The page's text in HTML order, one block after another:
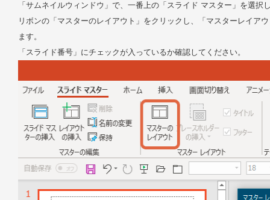
「サムネイルウィンドウ」で、一番上の「スライド マスター」を選択
リボンの「マスターのレイアウト」をクリックし、「マスターレイア
ます。
「スライド番号」にチェックが入っているか確認してください。